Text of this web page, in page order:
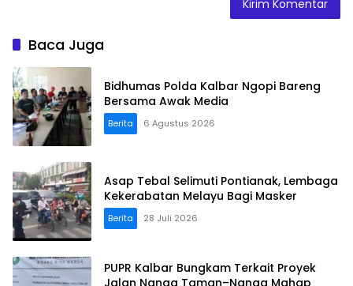
Baca Juga
Bidhumas Polda Kalbar Ngopi Bareng
Bersama Awak Media
Berita 6 Agustus 2026
Asap Tebal Selimuti Pontianak, Lembaga
Kekerabatan Melayu Bagi Masker
Berita 28 Juli 2026
PUPR Kalbar Bungkam Terkait Proyek